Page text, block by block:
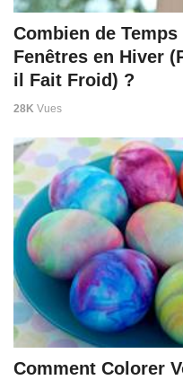
Combien de
Fenêtres en Hiver
il Fait Froid) ?
28K Vues
Comment Colorer